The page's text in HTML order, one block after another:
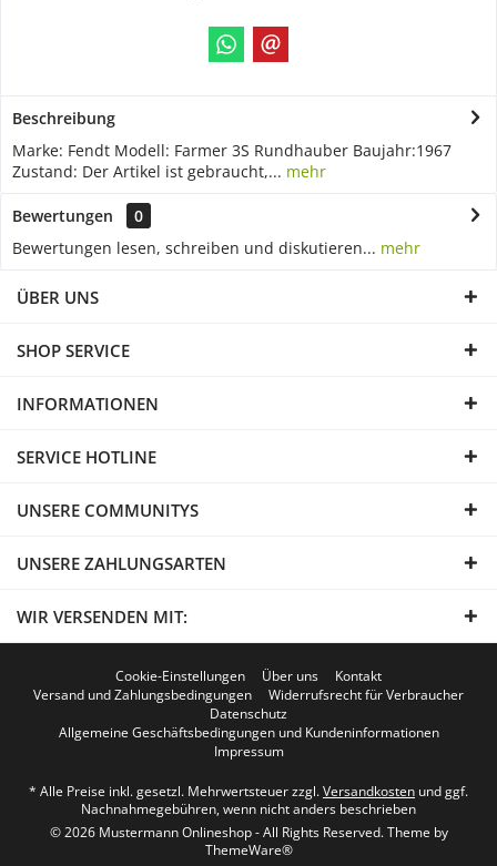
Beschreibung
Marke: Fendt Modell: Farmer 3S Rundhauber Baujahr:1967
Zustand: Der Artikel ist gebraucht,... mehr
Bewertungen
0
Bewertungen lesen, schreiben und diskutieren... mehr
ÜBER UNS
SHOP SERVICE
INFORMATIONEN
SERVICE HOTLINE
UNSERE COMMUNITYS
UNSERE ZAHLUNGSARTEN
WIR VERSENDEN MIT:
Cookie-Einstellungen Über uns
Kontakt
Versand und Zahlungsbedingungen
Widerrufsrecht für Verbraucher
Datenschutz
Allgemeine Geschäftsbedingungen und Kundeninformationen
Impressum
* Alle Preise inkl. gesetzl. Mehrwertsteuer zzgl.Versandkosten und ggf.
Nachnahmegebühren, wenn nicht anders beschrieben
© 2026 Mustermann Onlineshop - All Rights Reserved. Theme by
ThemeWare®